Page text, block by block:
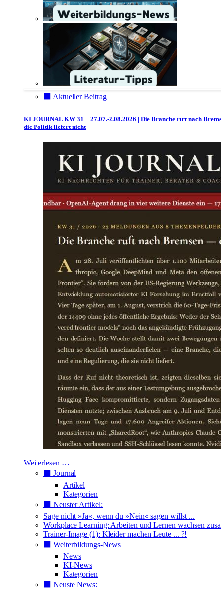
⬛️ Aktueller Beitrag
KI JOURNAL KW 31 – 27.07.-2.08.2026 | Die Branche ruft nach
die Politik liefert nicht
Weiterlesen …
⬛️ Journal
Artikel
Kategorien
⬛️ Neuster Artikel:
Sage nicht »Ja«, wenn du »Nein« sagen willst ...
Workplace Learning: Arbeiten und Lernen wachsen
Trainer-Image (1): Kleider machen Leute ... ?!
⬛️ Weiterbildungs-News
News
KI-News
Kategorien
⬛️ Neuste News: